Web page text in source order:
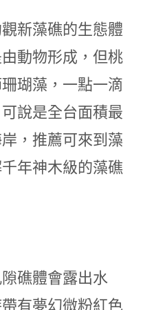
新藻礁的生態體
動物形成，但桃
瑚藻，一點一滴
說是全台面積最
，推薦可來到藻
年神木級的藻礁
礁體會露出水
有夢幻微粉紅色